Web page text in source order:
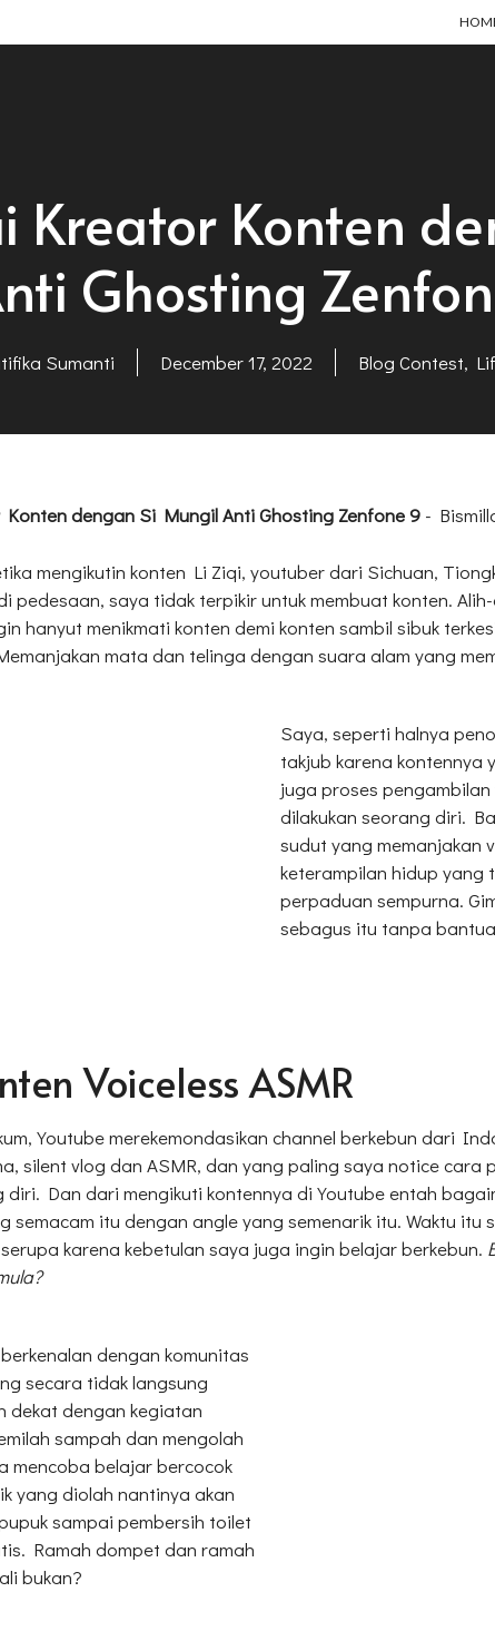
Kreator Konten
Ghosting
Sumanti December 17, 2022 Blog Contest,
dengan Si Mungil Anti Ghosting Zenfone 9 -
mengikutin konten Li Ziqi, youtuber dari Sichuan,
pedesaan, saya tidak terpikir untuk membuat konten.
hanyut menikmati konten demi konten sambil sibuk
mata dan telinga dengan suara alam yang
Saya, seperti halnya
takjub karena kontennya
juga proses
dilakukan seorang diri.
sudut yang memanjakan
keterampilan hidup yang
perpaduan sempurna.
sebagus itu tanpa
Voiceless ASMR
Youtube merekemondasikan channel berkebun dari
silent vlog dan ASMR, dan yang paling saya notice cara
Dan dari mengikuti kontennya di Youtube entah
semacam itu dengan angle yang semenarik itu. Waktu itu
karena kebetulan saya juga ingin belajar berkebun.
dengan komunitas
secara tidak langsung
dekat dengan kegiatan
sampah dan mengolah
mencoba belajar bercocok
yang diolah nantinya akan
sampai pembersih toilet
Ramah dompet dan ramah
bukan?